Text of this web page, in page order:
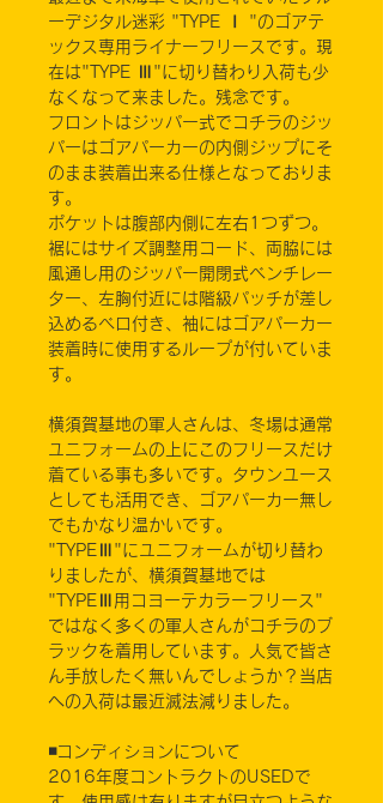
ーデジタル迷彩 "TYPE Ⅰ "のゴアテ
ックス専用ライナーフリースです。現
在は"TYPE Ⅲ"に切り替わり入荷も少
なくなって来ました。残念です。
フロントはジッパー式でコチラのジッ
パーはゴアパーカーの内側ジップにそ
のまま装着出来る仕様となっておりま
す。
ポケットは腹部内側に左右1つずつ。
裾にはサイズ調整用コード、両脇には
風通し用のジッパー開閉式ベンチレー
ター、左胸付近には階級パッチが差し
込めるベロ付き、袖にはゴアパーカー
装着時に使用するループが付いていま
す。
横須賀基地の軍人さんは、冬場は通常
ユニフォームの上にこのフリースだけ
着ている事も多いです。タウンユース
としても活用でき、ゴアパーカー無し
でもかなり温かいです。
"TYPEⅢ"にユニフォームが切り替わ
りましたが、横須賀基地では
"TYPEⅢ用コヨーテカラーフリース"
ではなく多くの軍人さんがコチラのブ
ラックを着用しています。人気で皆さ
ん手放したく無いんでしょうか？当店
への入荷は最近滅法減りました。
◾️コンディションについて
2016年度コントラクトのUSEDで